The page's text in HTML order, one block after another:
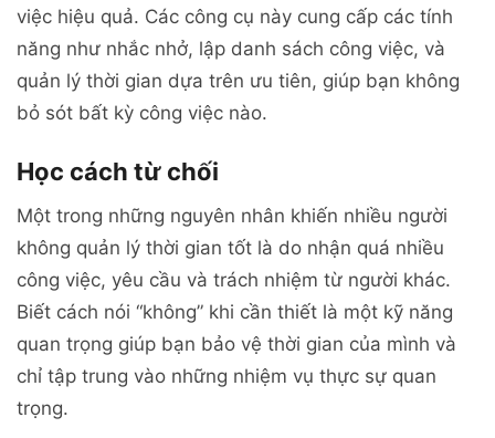
việc hiệu quả. Các công cụ này cung cấp các tính
năng như nhắc nhở, lập danh sách công việc, và
quản lý thời gian dựa trên ưu tiên, giúp bạn không
bỏ sót bất kỳ công việc nào.
Học cách từ chối
Một trong những nguyên nhân khiến nhiều người
không quản lý thời gian tốt là do nhận quá nhiều
công việc, yêu cầu và trách nhiệm từ người khác.
Biết cách nói “không” khi cần thiết là một kỹ năng
quan trọng giúp bạn bảo vệ thời gian của mình và
chỉ tập trung vào những nhiệm vụ thực sự quan
trọng.